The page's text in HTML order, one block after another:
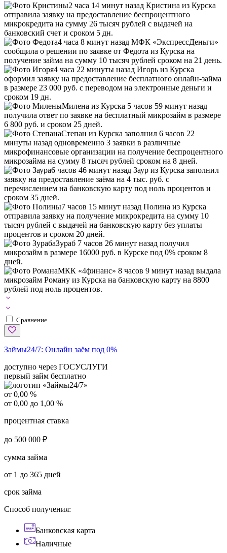
2 часа 14 минут назад Кристина из Курска
отправила заявку на предоставление беспроцентного
микрокредита на сумму 26 тысяч рублей с выдачей на
банковский счет и сроком 5 дн.
4 часа 8 минут назад МФК «ЭкспрессДеньги»
сообщила о решении по заявке от Федота из Курска на
получение займа на сумму 10 тысяч рублей сроком на 21 день.
4 часа 22 минуты назад Игорь из Курска
оформил заявку на предоставление бесплатного онлайн-займа
в размере 23 000 руб. с переводом на электронные деньги и
сроком 19 дн.
Милена из Курска 5 часов 59 минут назад
получила ответ по заявке на бесплатный микрозайм в размере
6 800 руб. и сроком 25 дней.
Степан из Курска заполнил 6 часов 22
минуты назад одновременно 3 заявки в различные
микрофинансовые организации на получение беспроцентного
микрозайма на сумму 8 тысяч рублей сроком на 8 дней.
6 часов 46 минут назад Заур из Курска заполнил
заявку на предоставление заёма на 4 тыс. руб. с
перечислением на банковскую карту под ноль процентов и
сроком 35 дней.
7 часов 15 минут назад Полина из Курска
отправила заявку на получение микрокредита на сумму 10
тысяч рублей с выдачей на банковскую карту без уплаты
процентов и сроком 20 дней.
Зураб 7 часов 26 минут назад получил
микрозайм в размере 16000 руб. в Курске под 0% сроком 8
дней.
МКК «4финанс» 8 часов 9 минут назад выдала
микрозайм Роману из Курска на банковскую карту на 8800
рублей под ноль процентов.
Сравнение
Займы24/7: Онлайн заём под 0%
доступно через ГОСУСЛУГИ
первый займ бесплатно
от 0,00 %
от 0,00 до 1,00 %
процентная ставка
до 500 000 ₽
сумма займа
от 1 до 365 дней
срок займа
Способ получения:
Банковская карта
Наличные